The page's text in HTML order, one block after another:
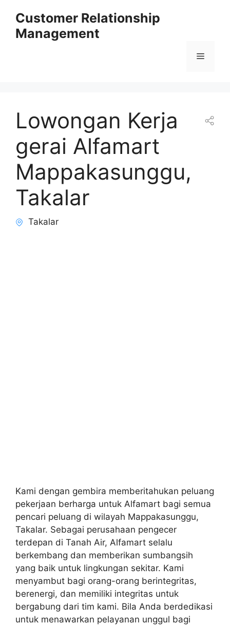
content
Customer Relationship
Management
Menu
Lowongan Kerja
gerai Alfamart
Mappakasunggu,
Takalar
Takalar
Kami dengan gembira memberitahukan peluang
pekerjaan berharga untuk Alfamart bagi semua
pencari peluang di wilayah Mappakasunggu,
Takalar. Sebagai perusahaan pengecer
terdepan di Tanah Air, Alfamart selalu
berkembang dan memberikan sumbangsih
yang baik untuk lingkungan sekitar. Kami
menyambut bagi orang-orang berintegritas,
berenergi, dan memiliki integritas untuk
bergabung dari tim kami. Bila Anda berdedikasi
untuk menawarkan pelayanan unggul bagi